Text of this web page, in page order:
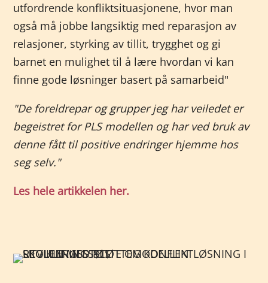
utfordrende konfliktsituasjonene, hvor man
også må jobbe langsiktig med reparasjon av
relasjoner, styrking av tillit, trygghet og gi
barnet en mulighet til å lære hvordan vi kan
finne gode løsninger basert på samarbeid"
"De foreldrepar og grupper jeg har veiledet er
begeistret for PLS modellen og har ved bruk av
denne fått til positive endringer hjemme hos
seg selv."
Les hele artikkelen her.